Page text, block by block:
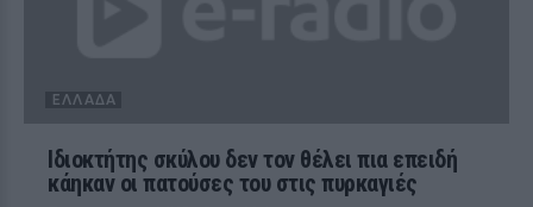
ΕΛΛΆΔΑ
Ιδιοκτήτης σκύλου δεν τον θέλει πια επειδή
κάηκαν οι πατούσες του στις πυρκαγιές